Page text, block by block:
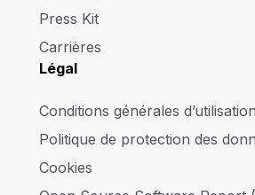
Press Kit
Carrières
Légal
Conditions générales d’utilisation
Politique de protection des
Cookies